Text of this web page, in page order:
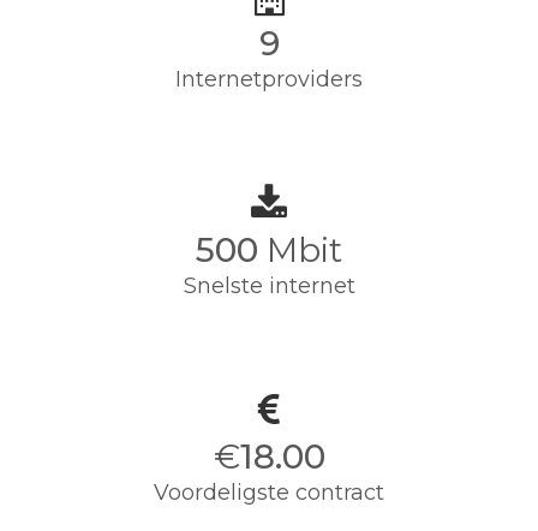
9
Internetproviders
500 Mbit
Snelste internet
€18.00
Voordeligste contract